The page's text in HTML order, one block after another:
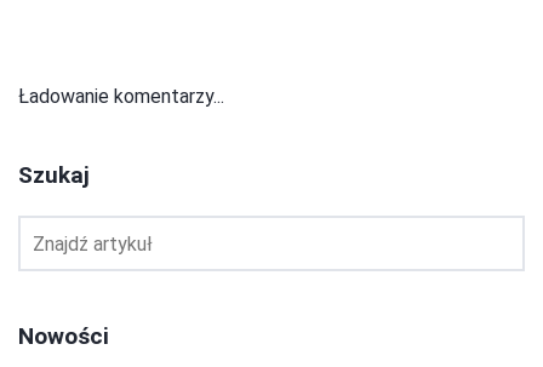
Ładowanie komentarzy...
Szukaj
Nowości